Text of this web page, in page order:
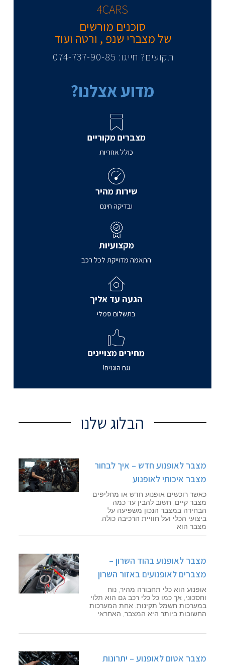
4CARS
סוכנים מורשים
של מצברי שנפ , ורטה ועוד
תקועים? חייגו: 074-737-90-85​
מדוע אצלנו?
מצברים מקוריים
כולל אחריות
שירות מהיר
ובדיקה חינם
מקצועיות
התאמה מדוייקת לכל רכב
הגעה עד אליך
בתשלום סמלי
מחירים מצויינים
וגם הוגנים!
הבלוג שלנו
מצבר לאופנוע חדש – איך לבחור
מצבר איכותי לאופנוע
כאשר רוכשים אופנוע חדש או מחליפים
מצבר קיים, חשוב להבין עד כמה
הבחירה במצבר הנכון משפיעה על
ביצועי הכלי ועל חוויית הרכיבה כולה.
מצבר הוא
מצבר לאופנוע בהוד השרון –
מצברים לאופנועים באזור השרון
אופנוע הוא כלי תחבורה מהיר, נוח
וחסכוני, אך כמו כל כלי רכב גם הוא תלוי
במערכות חשמל תקינות. אחת המערכות
החשובות ביותר היא המצבר, האחראי
מצבר אטום לאופנוע – יתרונות